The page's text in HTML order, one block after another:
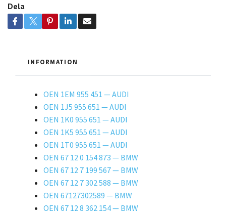
Dela
INFORMATION
OEN 1EM 955 451 — AUDI
OEN 1J5 955 651 — AUDI
OEN 1K0 955 651 — AUDI
OEN 1K5 955 651 — AUDI
OEN 1T0 955 651 — AUDI
OEN 67 12 0 154 873 — BMW
OEN 67 12 7 199 567 — BMW
OEN 67 12 7 302 588 — BMW
OEN 67127302589 — BMW
OEN 67 12 8 362 154 — BMW